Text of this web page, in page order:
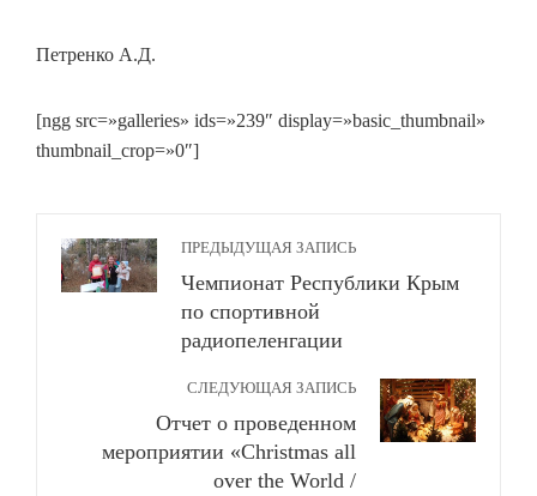
Петренко А.Д.
[ngg src=»galleries» ids=»239″ display=»basic_thumbnail»
thumbnail_crop=»0″]
ПРЕДЫДУЩАЯ ЗАПИСЬ
Чемпионат Республики Крым
по спортивной
радиопеленгации
СЛЕДУЮЩАЯ ЗАПИСЬ
Отчет о проведенном
мероприятии «Christmas all
over the World /